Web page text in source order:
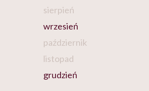
sierpień
wrzesień
październik
listopad
grudzień